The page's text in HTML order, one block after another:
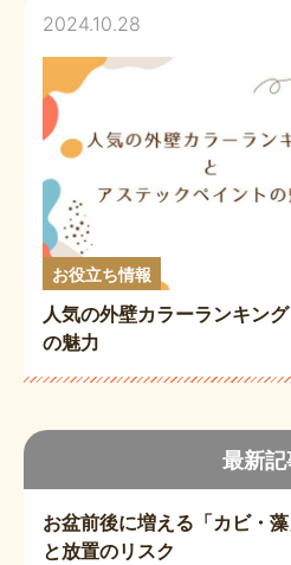
最新記
お盆前後に増える「カビ・
と放置のリスク
2024.10.28
お役立ち情報
人気の外壁カラーランキン
の魅力